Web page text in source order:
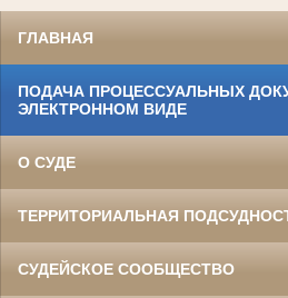
ГЛАВНАЯ
ПОДАЧА ПРОЦЕССУАЛЬНЫХ
ЭЛЕКТРОННОМ ВИДЕ
О СУДЕ
ТЕРРИТОРИАЛЬНАЯ
СУДЕЙСКОЕ СООБЩЕСТВО